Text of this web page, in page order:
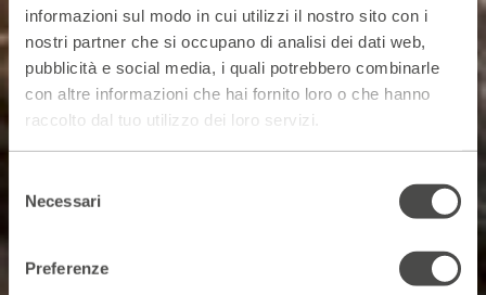
informazioni sul modo in cui utilizzi il nostro sito con i
nostri partner che si occupano di analisi dei dati web,
pubblicità e social media, i quali potrebbero combinarle
con altre informazioni che hai fornito loro o che hanno
raccolto dal tuo utilizzo dei loro servizi.
delNecessari
Preferenze